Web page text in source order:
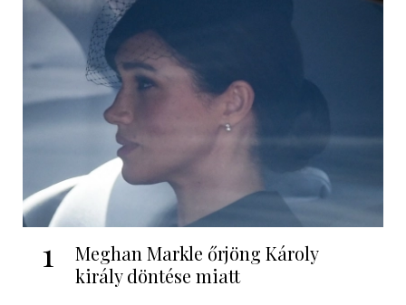
1
Meghan Markle őrjöng Károly
király döntése miatt